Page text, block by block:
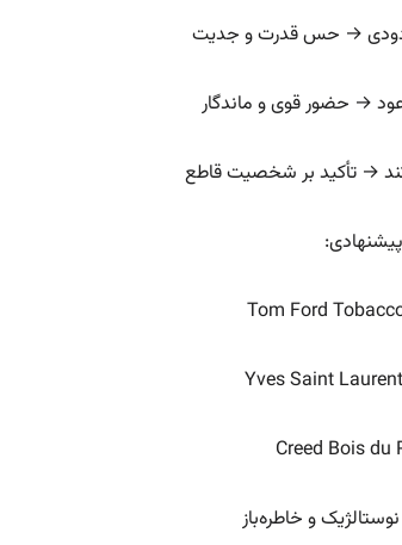
→ حس قدرت و جدیت
→ حضور قوی و ماندگار
→ تأکید بر شخصیت قاطع
Tom Ford
Yves Saint
Creed Bois du